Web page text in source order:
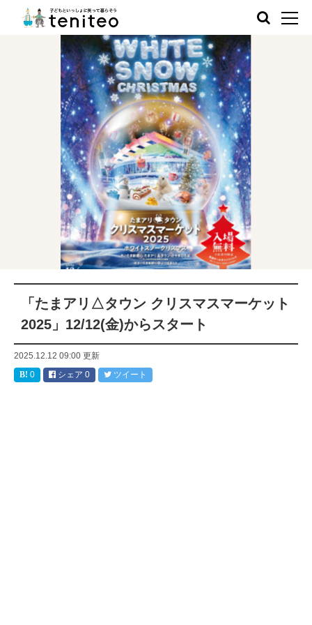
「たまアリ△タウン クリスマスマーケット
2025」12/12(金)からスタート
2025.12.12 09:00 更新
0
シェア 0 ツイート